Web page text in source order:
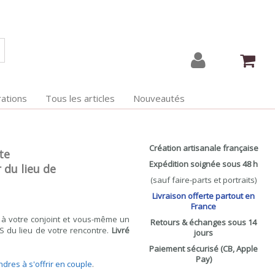
Tous les articles Nouveautés
du lieu de
votre conjoint et vous-même un
du lieu de votre rencontre. Livré
à s'offrir en couple.
Création artisanale française
Expédition soignée sous 48 h
(sauf faire-parts et portraits)
Livraison offerte partout en
France
Retours & échanges sous 14
jours
Paiement sécurisé (CB, Apple
Pay)